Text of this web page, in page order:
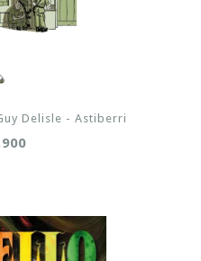
Delisle - Astiberri